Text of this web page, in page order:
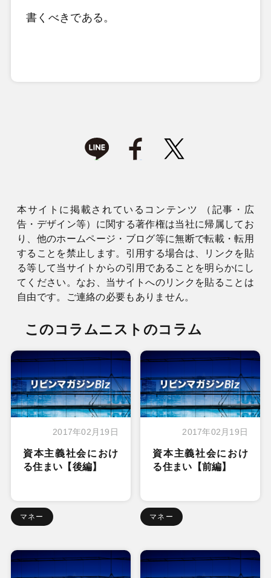
書くべきである。
本サイトに掲載されているコンテンツ （記事・広
告・デザイン等）に関する著作権は当社に帰属してお
り、他のホームページ・ブログ等に無断で転載・転用
することを禁止します。引用する場合は、リンクを貼
る等して当サイトからの引用であることを明らかにし
てください。なお、当サイトへのリンクを貼ることは
自由です。ご連絡の必要もありません。
このコラムニストのコラム
2017年02月19日
資本主義社会におけ
る住まい【後編】
マネー
2017年02月19日
資本主義社会におけ
る住まい【前編】
マネー